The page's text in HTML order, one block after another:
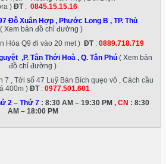
) ĐT: 0845.15.15.16
Đỗ Xuân Hợp , Phước Long B , TP. Thủ
( Xem bản đồ chỉ đường )
Hóa Q9 đi vào 20 met ) ĐT: 0889.718.719
,P. Tân Thới Hoà , Q. Tân Phú ( Xem bản
đồ chỉ đường )
, Tới số 47 Luỹ Bán Bích quẹo vô , Cách cầu
400m ) ĐT: 0977.501.601
2 – Thứ 7: 8:30 AM – 19:30 PM , CN : 8:30
AM – 18:00 PM